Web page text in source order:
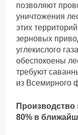
позволяют
уничтожения
этих
зерновых
углекислого
обеспокоены
требуют
из Всемирного
80% в